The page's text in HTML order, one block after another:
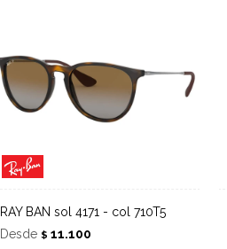
RAY BAN sol 4171 - col 710T5
Desde $ 11.100